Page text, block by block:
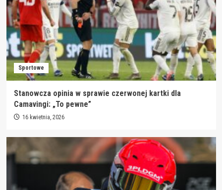
Sportowe
Stanowcza opinia w sprawie czerwonej kartki dla
Camavingi: „To pewne”
16 kwietnia, 2026